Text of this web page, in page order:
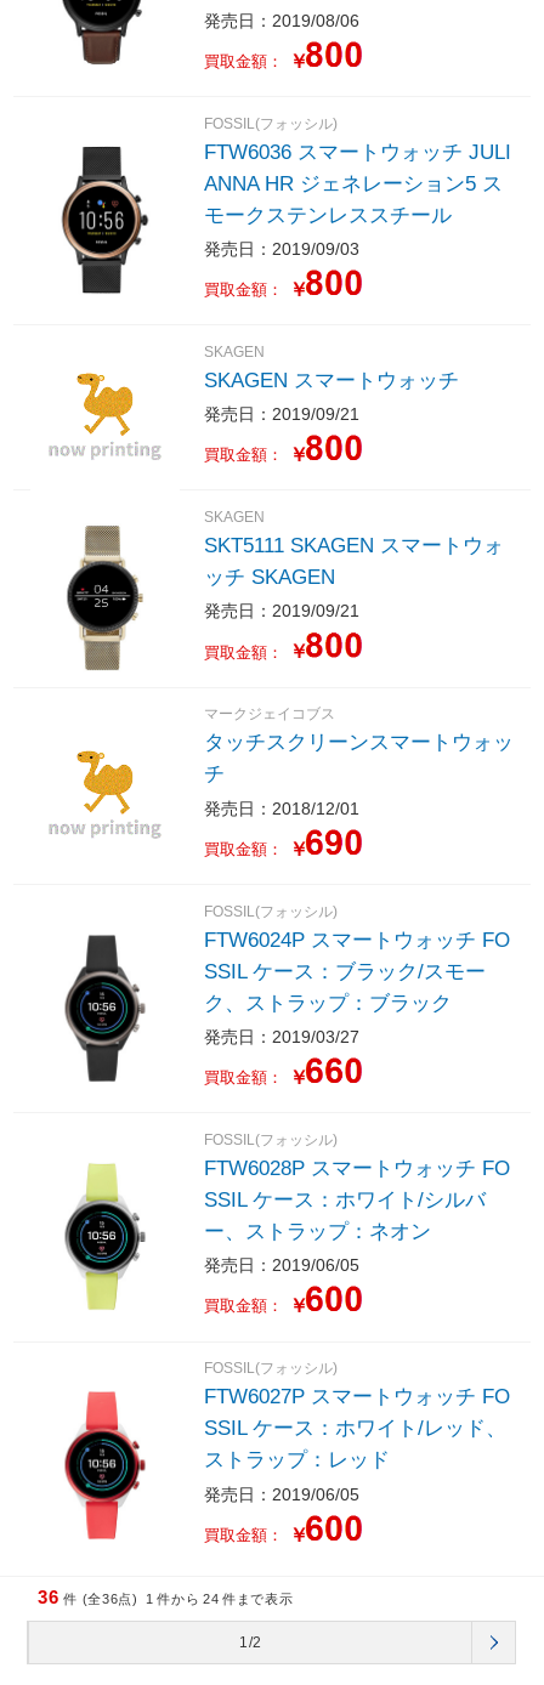
発売日：2019/08/06
買取金額： ￥
FOSSIL(フォッシル)
FTW6036 スマートウォッチ JULI
ANNA HR ジェネレーション5 ス
モークステンレススチール
発売日：2019/09/03
買取金額： ￥
SKAGEN
SKAGEN スマートウォッチ
発売日：2019/09/21
買取金額： ￥
SKAGEN
SKT5111 SKAGEN スマートウォ
ッチ SKAGEN
発売日：2019/09/21
買取金額： ￥
マークジェイコブス
タッチスクリーンスマートウォッ
チ
発売日：2018/12/01
買取金額： ￥
FOSSIL(フォッシル)
FTW6024P スマートウォッチ FO
SSIL ケース：ブラック/スモー
ク、ストラップ：ブラック
発売日：2019/03/27
買取金額： ￥
FOSSIL(フォッシル)
FTW6028P スマートウォッチ FO
SSIL ケース：ホワイト/シルバ
ー、ストラップ：ネオン
発売日：2019/06/05
買取金額： ￥
FOSSIL(フォッシル)
FTW6027P スマートウォッチ FO
SSIL ケース：ホワイト/レッド、
ストラップ：レッド
発売日：2019/06/05
買取金額： ￥
36 件 (全36点) 1 件から 24 件まで表示
1/2